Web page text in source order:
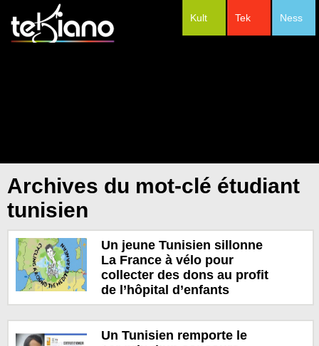
Ness
Tek
Kult
Archives du mot-clé étudiant
tunisien
Un jeune Tunisien sillonne
La France à vélo pour
collecter des dons au profit
de l’hôpital d’enfants
Un Tunisien remporte le